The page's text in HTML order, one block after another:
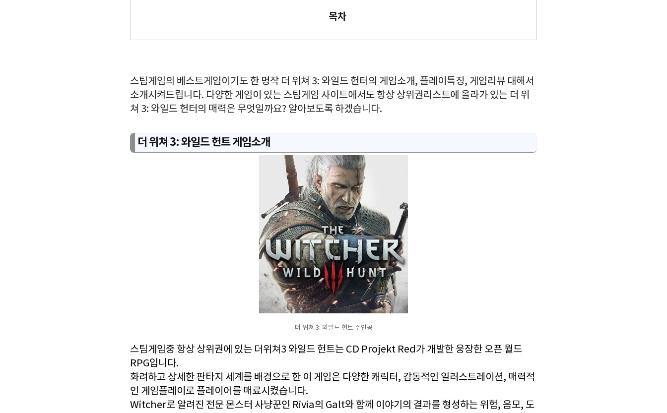
목차
스팀게임의 베스트게임이기도 한 명작 더 위쳐 3: 와일드 헌터의 게임소개, 플레이특징, 게임리뷰 대해서
소개시켜드립니다. 다양한 게임이 있는 스팀게임 사이트에서도 항상 상위권리스트에 올라가 있는 더 위
쳐 3: 와일드 헌터의 매력은 무엇일까요? 알아보도록 하겠습니다.
더 위쳐 3: 와일드 헌트 게임소개
더 위쳐 3: 와일드 헌트 주인공
스팀게임중 항상 상위권에 있는 더위쳐3 와일드 헌트는 CD Projekt Red가 개발한 웅장한 오픈 월드
RPG입니다.
화려하고 상세한 판타지 세계를 배경으로 한 이 게임은 다양한 캐릭터, 감동적인 일러스트레이션, 매력적
인 게임플레이로 플레이어를 매료시켰습니다.
Witcher로 알려진 전문 몬스터 사냥꾼인 Rivia의 Galt와 함께 이야기의 결과를 형성하는 위험, 음모, 도